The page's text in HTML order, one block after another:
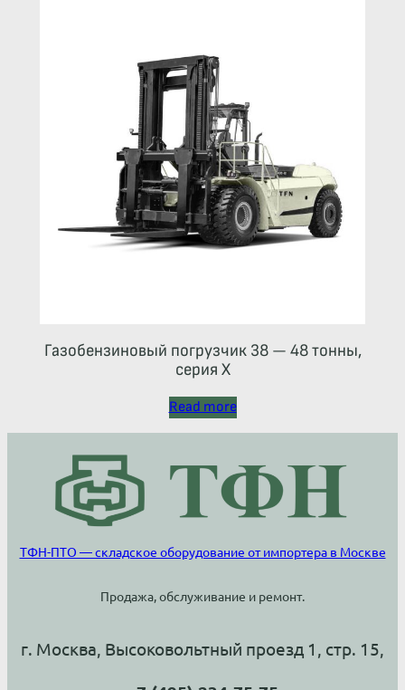
Газобензиновый погрузчик 38 — 48 тонны,
серия X
Read more
ТФН-ПТО — складское оборудование от импортера в Москве
Продажа, обслуживание и ремонт.
г. Москва, Высоковольтный проезд 1, стр. 15,